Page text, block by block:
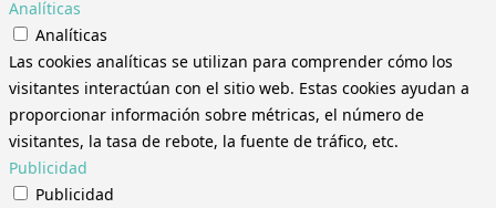
Analíticas
Analíticas
Las cookies analíticas se utilizan para comprender cómo los
visitantes interactúan con el sitio web. Estas cookies ayudan a
proporcionar información sobre métricas, el número de
visitantes, la tasa de rebote, la fuente de tráfico, etc.
Publicidad
Publicidad